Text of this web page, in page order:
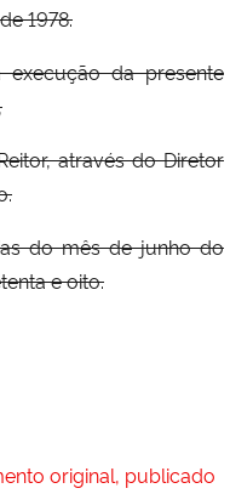
1978.
da presente
através do Diretor
do mês de junho do
e oito.
original, publicado